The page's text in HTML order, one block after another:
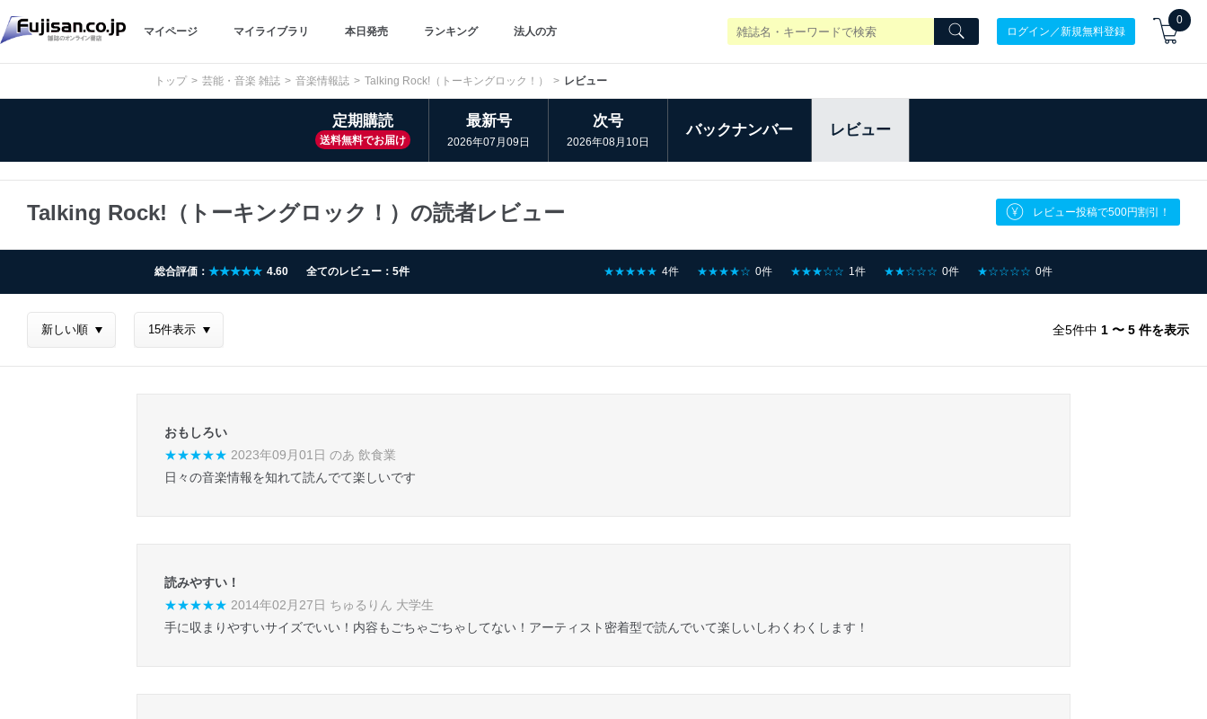
マイページ マイライブラリ 本日発売 ランキング 法人の方 ログイン／新規無料登録
0
トップ 芸能・音楽 雑誌 音楽情報誌 Talking Rock!（トーキングロック！） レビュー
定期購読
送料無料でお届け
最新号
2026年07月09日
次号
2026年08月10日
バックナンバー レビュー
Talking Rock!（トーキングロック！）の読者レビュー レビュー投稿で500円割引！
総合評価： ★★★★★ 4.60 全てのレビュー：5件 ★★★★★ 4件 ★★★★☆ 0件 ★★★☆☆ 1件 ★★☆☆☆ 0件 ★☆☆☆☆ 0件
全5件中 1 〜 5 件を表示
おもしろい
★★★★★ 2023年09月01日 のあ 飲食業
日々の音楽情報を知れて読んでて楽しいです
読みやすい！
★★★★★ 2014年02月27日 ちゅるりん 大学生
手に収まりやすいサイズでいい！内容もごちゃごちゃしてない！アーティスト密着型で読んでいて楽しいしわくわくします！